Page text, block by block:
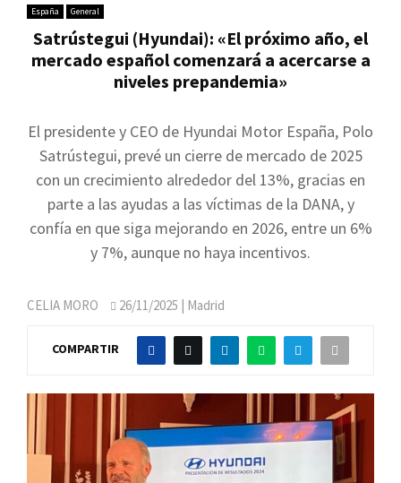
España General
Satrústegui (Hyundai): «El próximo año, el
mercado español comenzará a acercarse a
niveles prepandemia»
El presidente y CEO de Hyundai Motor España, Polo
Satrústegui, prevé un cierre de mercado de 2025
con un crecimiento alrededor del 13%, gracias en
parte a las ayudas a las víctimas de la DANA, y
confía en que siga mejorando en 2026, entre un 6%
y 7%, aunque no haya incentivos.
CELIA MORO 26/11/2025 | Madrid
COMPARTIR